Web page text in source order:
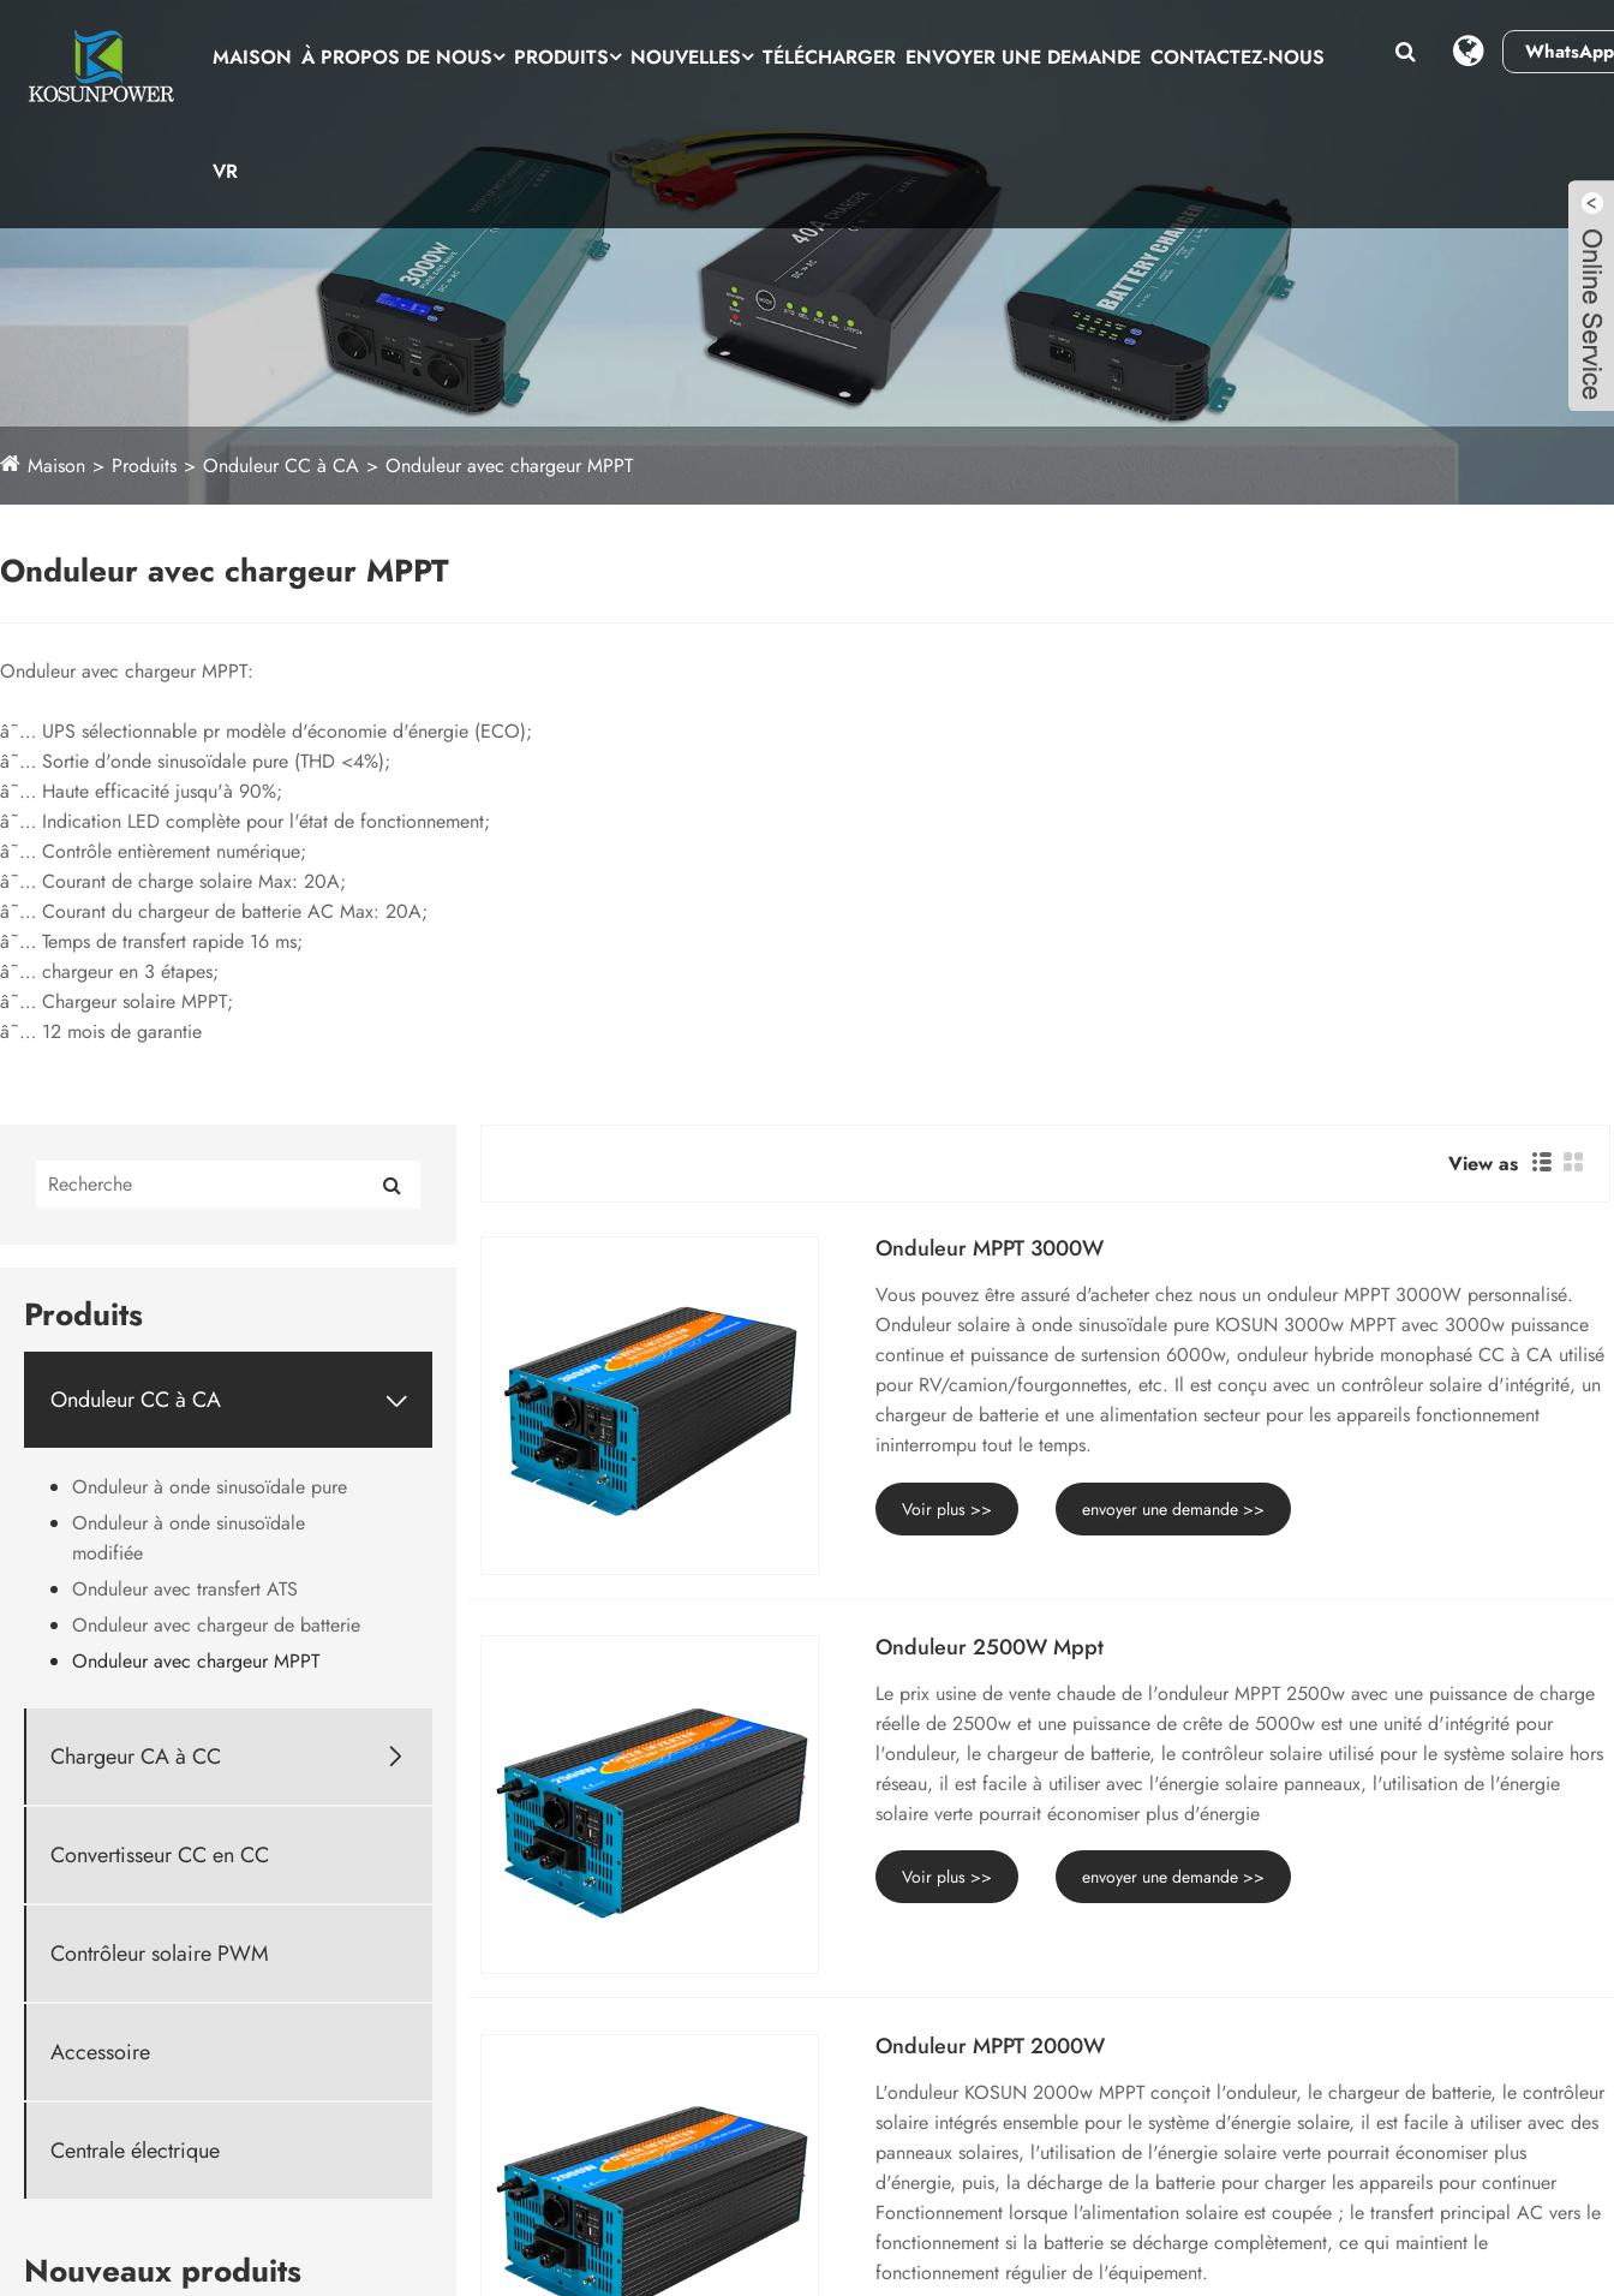
WhatsApp
MAISON À PROPOS DE NOUS PRODUITS NOUVELLES TÉLÉCHARGER ENVOYER UNE DEMANDE CONTACTEZ-NOUS
VR
Maison Produits Onduleur CC à CA Onduleur avec chargeur MPPT
Onduleur avec chargeur MPPT
Onduleur avec chargeur MPPT:
â˜… UPS sélectionnable pr modèle d'économie d'énergie (ECO);
â˜… Sortie d'onde sinusoïdale pure (THD <4%);
â˜… Haute efficacité jusqu'à 90%;
â˜… Indication LED complète pour l'état de fonctionnement;
â˜… Contrôle entièrement numérique;
â˜… Courant de charge solaire Max: 20A;
â˜… Courant du chargeur de batterie AC Max: 20A;
â˜… Temps de transfert rapide 16 ms;
â˜… chargeur en 3 étapes;
â˜… Chargeur solaire MPPT;
â˜… 12 mois de garantie
Produits
Onduleur CC à CA 
Onduleur à onde sinusoïdale pure
Onduleur à onde sinusoïdale
modifiée
Onduleur avec transfert ATS
Onduleur avec chargeur de batterie
Onduleur avec chargeur MPPT
Chargeur CA à CC 
Convertisseur CC en CC
Contrôleur solaire PWM
Accessoire
Centrale électrique
Nouveaux produits
View as
Onduleur MPPT 3000W
Vous pouvez être assuré d'acheter chez nous un onduleur MPPT 3000W personnalisé.
Onduleur solaire à onde sinusoïdale pure KOSUN 3000w MPPT avec 3000w puissance
continue et puissance de surtension 6000w, onduleur hybride monophasé CC à CA utilisé
pour RV/camion/fourgonnettes, etc. Il est conçu avec un contrôleur solaire d'intégrité, un
chargeur de batterie et une alimentation secteur pour les appareils fonctionnement
ininterrompu tout le temps.
Voir plus >> envoyer une demande >>
Onduleur 2500W Mppt
Le prix usine de vente chaude de l'onduleur MPPT 2500w avec une puissance de charge
réelle de 2500w et une puissance de crête de 5000w est une unité d'intégrité pour
l'onduleur, le chargeur de batterie, le contrôleur solaire utilisé pour le système solaire hors
réseau, il est facile à utiliser avec l'énergie solaire panneaux, l'utilisation de l'énergie
solaire verte pourrait économiser plus d'énergie
Voir plus >> envoyer une demande >>
Onduleur MPPT 2000W
L'onduleur KOSUN 2000w MPPT conçoit l'onduleur, le chargeur de batterie, le contrôleur
solaire intégrés ensemble pour le système d'énergie solaire, il est facile à utiliser avec des
panneaux solaires, l'utilisation de l'énergie solaire verte pourrait économiser plus
d'énergie, puis, la décharge de la batterie pour charger les appareils pour continuer
Fonctionnement lorsque l'alimentation solaire est coupée ; le transfert principal AC vers le
fonctionnement si la batterie se décharge complètement, ce qui maintient le
fonctionnement régulier de l'équipement.